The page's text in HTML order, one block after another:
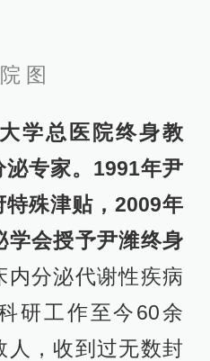
图
学总医院终身教
专家。1991年尹
殊津贴，2009年
学会授予尹潍终身
内分泌代谢性疾病
研工作至今60余
人，收到过无数封